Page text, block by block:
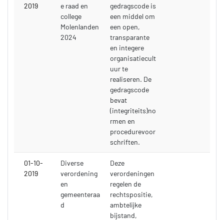
2019
e raad en
college
Molenlanden
2024
gedragscode is
een middel om
een open,
transparante
en integere
organisatiecult
uur te
realiseren. De
gedragscode
bevat
(integriteits)no
rmen en
procedurevoor
schriften.
01-10-
2019
Diverse
verordening
en
gemeenteraa
d
Deze
verordeningen
regelen de
rechtspositie,
ambtelijke
bijstand,